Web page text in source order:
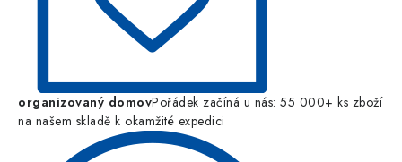
organizovaný domovPořádek začíná u nás: 55 000+ ks zboží
na našem skladě k okamžité expedici